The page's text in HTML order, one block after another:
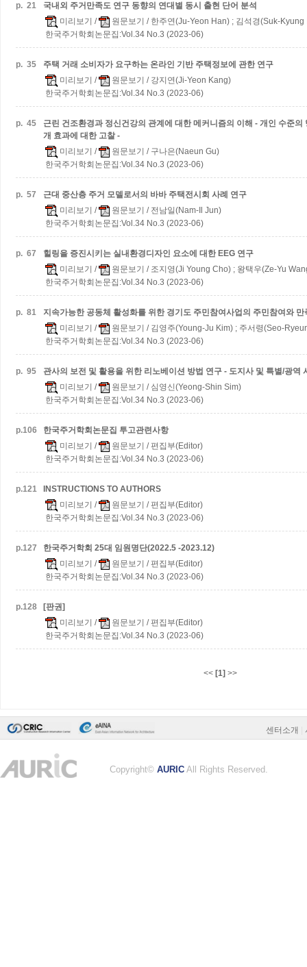
p. 21
국내외 주거만족도 연구 동향의 연대별 동시 출현 단어 분석
미리보기 / 원문보기 / 한주연(Ju-Yeon Han) ; 김석경(Suk-Kyung
한국주거학회논문집:Vol.34 No.3 (2023-06)
p. 35
주택 거래 소비자가 요구하는 온라인 기반 주택정보에 관한 연구
미리보기 / 원문보기 / 강지연(Ji-Yeon Kang)
한국주거학회논문집:Vol.34 No.3 (2023-06)
p. 45
근린 건조환경과 정신건강의 관계에 대한 메커니즘의 이해 - 개인 수준의
개 효과에 대한 고찰 -
미리보기 / 원문보기 / 구나은(Naeun Gu)
한국주거학회논문집:Vol.34 No.3 (2023-06)
p. 57
근대 중산층 주거 모델로서의 바바 주택전시회 사례 연구
미리보기 / 원문보기 / 전남일(Nam-Il Jun)
한국주거학회논문집:Vol.34 No.3 (2023-06)
p. 67
힐링을 증진시키는 실내환경디자인 요소에 대한 EEG 연구
미리보기 / 원문보기 / 조지영(Ji Young Cho) ; 왕택우(Ze-Yu
한국주거학회논문집:Vol.34 No.3 (2023-06)
p. 81
지속가능한 공동체 활성화를 위한 경기도 주민참여사업의 주민참여와 만
미리보기 / 원문보기 / 김영주(Young-Ju Kim) ; 주서령(Seo-
한국주거학회논문집:Vol.34 No.3 (2023-06)
p. 95
관사의 보전 및 활용을 위한 리노베이션 방법 연구 - 도지사 및 특별/광역
미리보기 / 원문보기 / 심영신(Yeong-Shin Sim)
한국주거학회논문집:Vol.34 No.3 (2023-06)
p.106
한국주거학회논문집 투고관련사항
미리보기 / 원문보기 / 편집부(Editor)
한국주거학회논문집:Vol.34 No.3 (2023-06)
p.121
INSTRUCTIONS TO AUTHORS
미리보기 / 원문보기 / 편집부(Editor)
한국주거학회논문집:Vol.34 No.3 (2023-06)
p.127
한국주거학회 25대 임원명단(2022.5 -2023.12)
미리보기 / 원문보기 / 편집부(Editor)
한국주거학회논문집:Vol.34 No.3 (2023-06)
p.128
[판권]
미리보기 / 원문보기 / 편집부(Editor)
한국주거학회논문집:Vol.34 No.3 (2023-06)
<< [1] >>
센터소개
Copyright© AURIC All Rights Reserved.